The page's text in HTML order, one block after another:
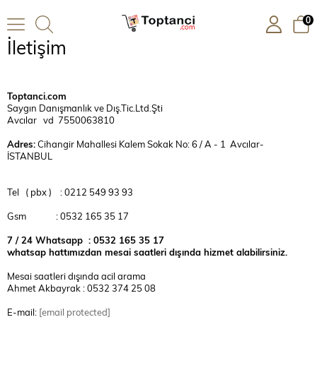
0
İletişim
Toptanci.com
Saygın Danışmanlık ve Dış.Tic.Ltd.Şti
Avcılar vd 7550063810
Adres:Cihangir Mahallesi Kalem Sokak No: 6 / A - 1 Avcılar-
İSTANBUL
Tel ( pbx ) : 0212 549 93 93
Gsm : 0532 165 35 17
7 / 24 Whatsapp : 0532 165 35 17
whatsap hattımızdan mesai saatleri dışında hizmet alabilirsiniz.
Mesai saatleri dışında acil arama
Ahmet Akbayrak : 0532 374 25 08
E-mail: [email protected]